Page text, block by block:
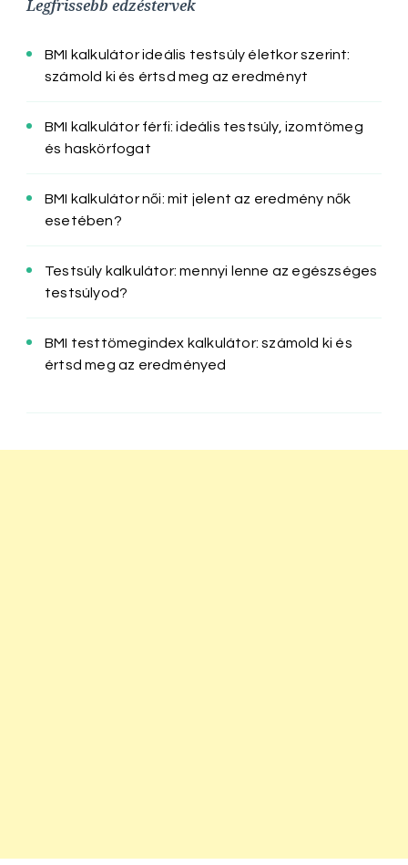
Legfrissebb edzéstervek
BMI kalkulátor ideális testsúly életkor szerint:
számold ki és értsd meg az eredményt
BMI kalkulátor férfi: ideális testsúly, izomtömeg
és haskörfogat
BMI kalkulátor női: mit jelent az eredmény nők
esetében?
Testsúly kalkulátor: mennyi lenne az egészséges
testsúlyod?
BMI testtömegindex kalkulátor: számold ki és
értsd meg az eredményed